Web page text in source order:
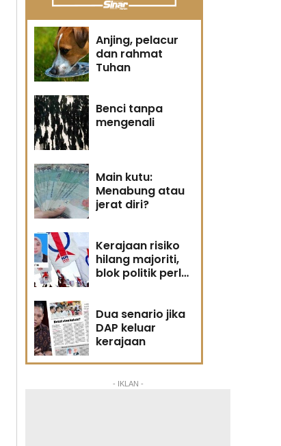
Anjing, pelacur
dan rahmat
Tuhan
Benci tanpa
mengenali
Main kutu:
Menabung atau
jerat diri?
Kerajaan risiko
hilang majoriti,
blok politik perlu
Dua senario jika
DAP keluar
kerajaan
- IKLAN -